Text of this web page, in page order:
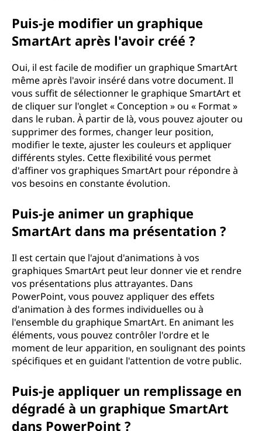
Puis-je modifier un graphique
SmartArt après l'avoir créé ?
Oui, il est facile de modifier un graphique SmartArt
même après l'avoir inséré dans votre document. Il
vous suffit de sélectionner le graphique SmartArt et
de cliquer sur l'onglet « Conception » ou « Format »
dans le ruban. À partir de là, vous pouvez ajouter ou
supprimer des formes, changer leur position,
modifier le texte, ajuster les couleurs et appliquer
différents styles. Cette flexibilité vous permet
d'affiner vos graphiques SmartArt pour répondre à
vos besoins en constante évolution.
Puis-je animer un graphique
SmartArt dans ma présentation ?
Il est certain que l'ajout d'animations à vos
graphiques SmartArt peut leur donner vie et rendre
vos présentations plus attrayantes. Dans
PowerPoint, vous pouvez appliquer des effets
d'animation à des formes individuelles ou à
l'ensemble du graphique SmartArt. En animant les
éléments, vous pouvez contrôler l'ordre et le
moment de leur apparition, en soulignant des points
spécifiques et en guidant l'attention de votre public.
Puis-je appliquer un remplissage en
dégradé à un graphique SmartArt
dans PowerPoint ?